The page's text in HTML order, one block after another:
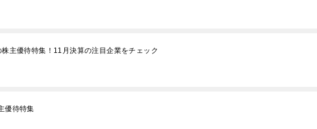
主優待特集！11月決算の注目企業をチェック
優待特集